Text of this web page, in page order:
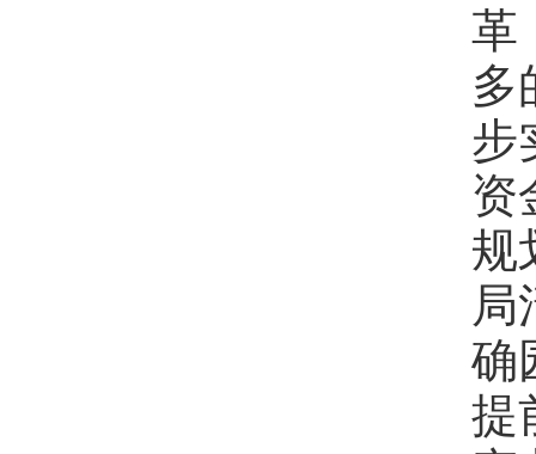
革
多
步
资
规
局
确
提